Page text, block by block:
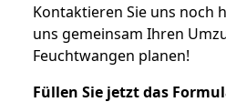
Kontaktieren Sie uns noch
uns gemeinsam Ihren
Feuchtwangen planen!
Füllen Sie jetzt das